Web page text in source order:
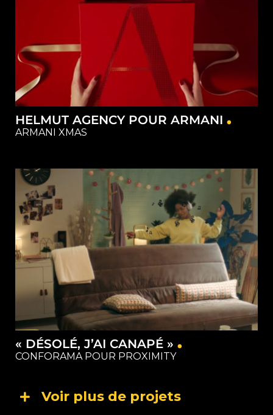
Capture Matériel
HELMUT AGENCY POUR ARMANI
ARMANI XMAS
« DÉSOLÉ, J’AI CANAPÉ »
CONFORAMA POUR PROXIMITY
Voir plus de projets